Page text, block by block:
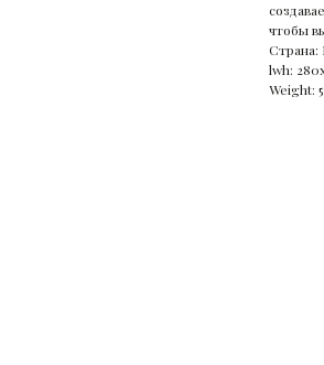
чтобы
lwh:
Weight: